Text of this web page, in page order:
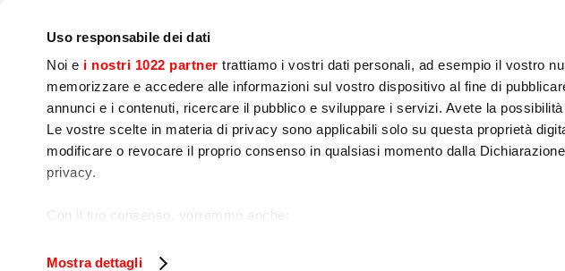
Uso responsabile dei dati
Noi e i nostri 1022 partner trattiamo i vostri dati personali, ad esempio il vostro
memorizzare e accedere alle informazioni sul vostro dispositivo al fine di
annunci e i contenuti, ricercare il pubblico e sviluppare i servizi. Avete la
Le vostre scelte in materia di privacy sono applicabili solo su questa proprietà
modificare o revocare il proprio consenso in qualsiasi momento dalla
privacy.
Con il tuo consenso, vorremmo anche:
Identificare il tuo dispositivo, scansionandolo attivamente alla ricerca di
Mostra dettagli
烹饪 食品加工 包装 急速冷